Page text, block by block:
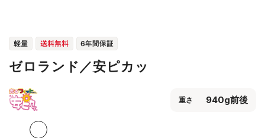
ゼロランド／安ピカッ
重さ 940g前後